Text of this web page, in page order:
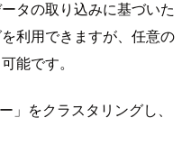
タの取り込みに基づいた
利用できますが、任意の
能です。
」をクラスタリングし、